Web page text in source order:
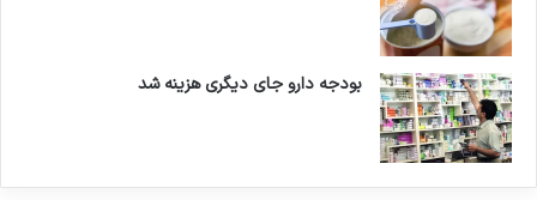
بودجه دارو جای دیگری هزینه شد